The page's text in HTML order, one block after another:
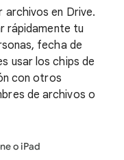
archivos en Drive.
rápidamente tu
fecha de
usar los chips de
con otros
de archivos o
o iPad